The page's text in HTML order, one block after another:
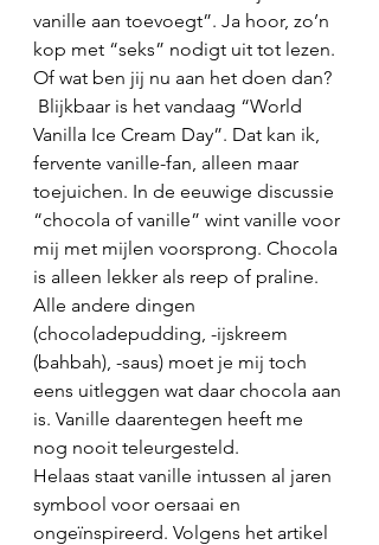
vanille aan toevoegt”. Ja hoor, zo’n
kop met “seks” nodigt uit tot lezen.
Of wat ben jij nu aan het doen dan?
Vanilla Ice Cream Day”. Dat kan ik,
fervente vanille-fan, alleen maar
toejuichen. In de eeuwige discussie
“chocola of vanille” wint vanille voor
mij met mijlen voorsprong. Chocola
is alleen lekker als reep of praline.
Alle andere dingen
(chocoladepudding, -ijskreem
(bahbah), -saus) moet je mij toch
eens uitleggen wat daar chocola aan
is. Vanille daarentegen heeft me
nog nooit teleurgesteld.
Helaas staat vanille intussen al jaren
symbool voor oersaai en
ongeïnspireerd. Volgens het artikel